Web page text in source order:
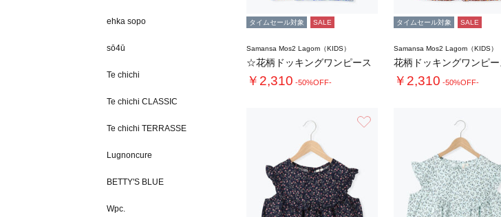
ehka sopo
sō4ū
Te chichi
Te chichi CLASSIC
Te chichi TERRASSE
Lugnoncure
BETTY'S BLUE
Wpc.
タイムセール対象 SALE
Samansa Mos2 Lagom（KIDS）
☆花柄ドッキングワンピース
￥2,310 -50%OFF-
タイムセール対象 SALE
Samansa Mos2 Lagom（KIDS）
花柄ドッキングワンピー
￥2,310 -50%OFF-